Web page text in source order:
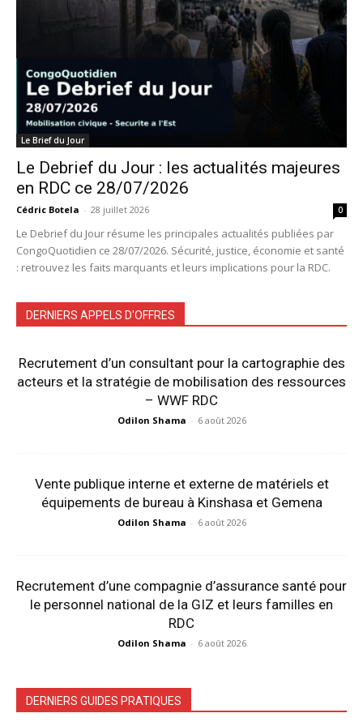
Le Brief du Jour
Le Debrief du Jour : les actualités majeures
en RDC ce 28/07/2026
Cédric Botela - 28 juillet 2026 0
Le Debrief du Jour résume les principales actualités publiées par
CongoQuotidien ce 28/07/2026. Sécurité, justice, économie et santé
: retrouvez les faits marquants et leurs implications pour la RDC.
DERNIERS APPELS D'OFFRES
Recrutement d’un consultant pour la cartographie des
acteurs et la stratégie de mobilisation des ressources
– WWF RDC
Odilon Shama - 6 août 2026
Vente publique interne et externe de matériels et
équipements de bureau à Kinshasa et Gemena
Odilon Shama - 6 août 2026
Recrutement d’une compagnie d’assurance santé pour
le personnel national de la GIZ et leurs familles en
RDC
Odilon Shama - 6 août 2026
DERNIERS GUIDES PRATIQUES